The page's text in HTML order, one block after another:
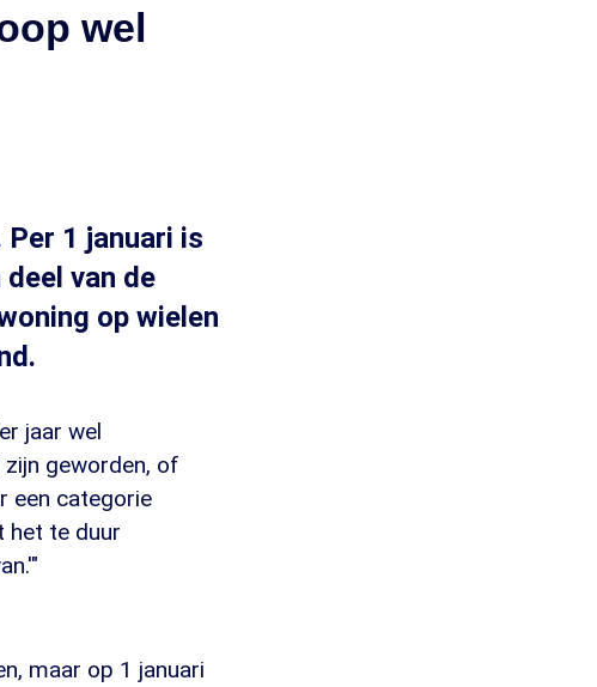
wel
1 januari is
van de
op wielen
jaar wel
geworden, of
een categorie
het te duur
maar op 1 januari